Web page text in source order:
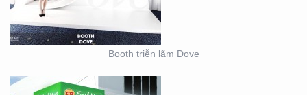
Booth triễn lãm Dove